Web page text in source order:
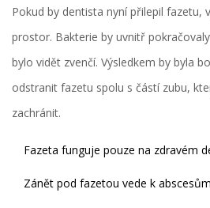
Pokud by dentista nyní přilepil fazetu,
prostor. Bakterie by uvnitř
bylo vidět zvenčí. Výsledkem by byla
odstranit fazetu spolu s částí zubu,
zachránit.
Fazeta funguje pouze na zdravém
Zánět pod fazetou vede k